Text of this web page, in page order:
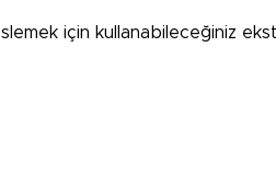
için kullanabileceğiniz